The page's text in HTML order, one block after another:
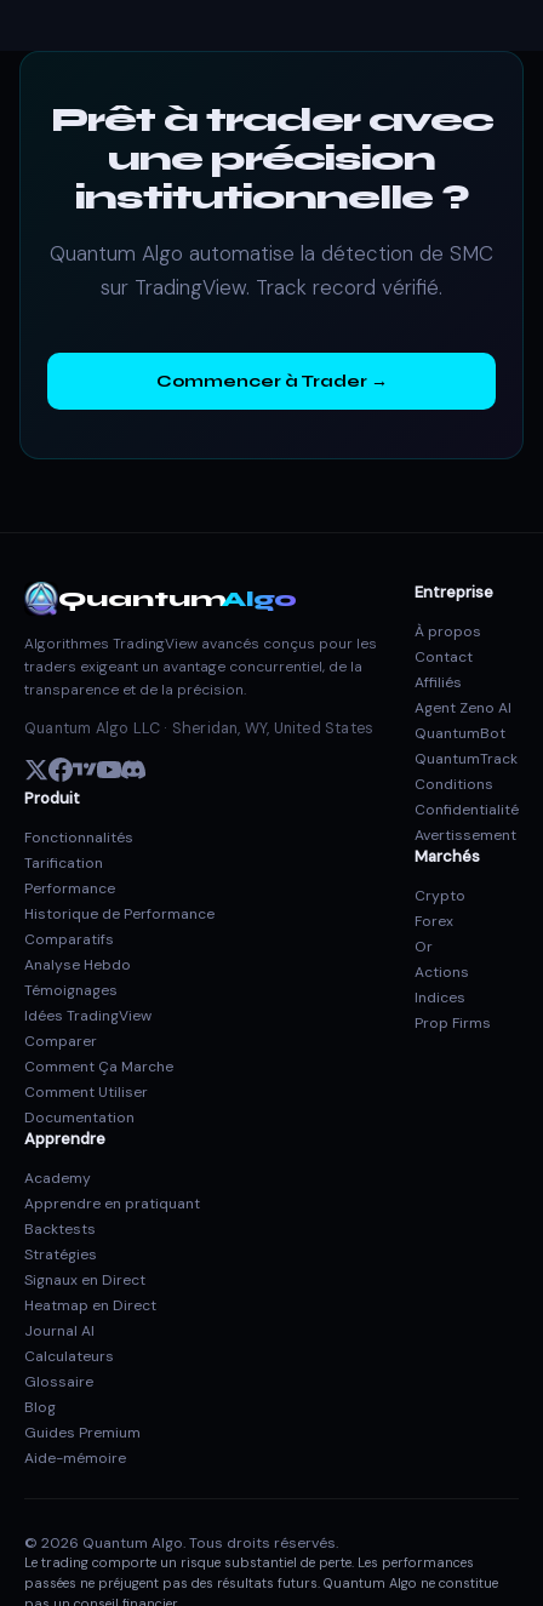
Prêt à trader avec
une précision
institutionnelle ?
Quantum Algo automatise la détection de SMC
sur TradingView. Track record vérifié.
Commencer à Trader →
QuantumAlgo
Algorithmes TradingView avancés conçus pour les
traders exigeant un avantage concurrentiel, de la
transparence et de la précision.
Quantum Algo LLC · Sheridan, WY, United States
Produit
Fonctionnalités
Tarification
Performance
Historique de Performance
Comparatifs
Analyse Hebdo
Témoignages
Idées TradingView
Comparer
Comment Ça Marche
Comment Utiliser
Documentation
Apprendre
Academy
Apprendre en pratiquant
Backtests
Stratégies
Signaux en Direct
Heatmap en Direct
Journal AI
Calculateurs
Glossaire
Blog
Guides Premium
Aide-mémoire
Entreprise
À propos
Contact
Affiliés
Agent Zeno AI
QuantumBot
QuantumTrack
Conditions
Confidentialité
Avertissement
Marchés
Crypto
Forex
Or
Actions
Indices
Prop Firms
© 2026 Quantum Algo. Tous droits réservés.
Le trading comporte un risque substantiel de perte. Les performances
passées ne préjugent pas des résultats futurs. Quantum Algo ne constitue